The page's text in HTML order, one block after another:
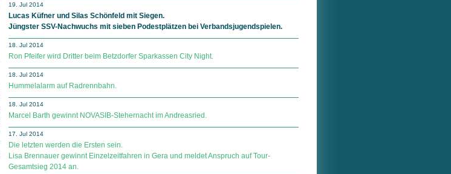
19. Jul 2014
Lucas Küfner und Silas Schönfeld mit Siegen.
Jüngster SSV-Nachwuchs mit sieben Podestplätzen bei Verbandsjugendspielen.
18. Jul 2014
Ron Pfeifer wird Dritter beim Betzdorfer Sparkassen City Night.
18. Jul 2014
Hummelalarm auf Radrennbahn.
18. Jul 2014
Marcel Barth gewinnt NOVASIB-Stehernacht im Andreasried.
17. Jul 2014
Die letzten werden die Ersten sein.
Lisa Brennauer gewinnt Einzelzeitfahren in Gera und meldet Anspruch auf Tour-
Gesamtsieg 2014 an.